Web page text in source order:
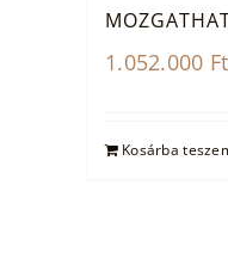
1.052.000 Ft
Kosárba